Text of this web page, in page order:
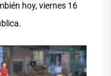
hoy, viernes 16